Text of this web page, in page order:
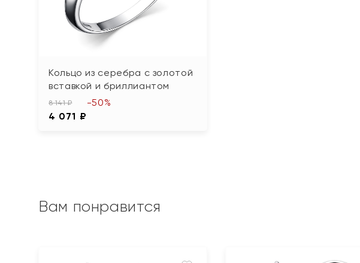
Кольцо из серебра с золотой
вставкой и бриллиантом
8 141 ₽
4 071 ₽
-50%
Вам понравится